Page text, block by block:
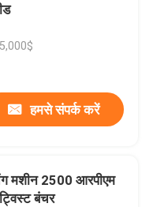
हमसे संपर्क करें
मशीन 2500 आरपीएम
बंचर